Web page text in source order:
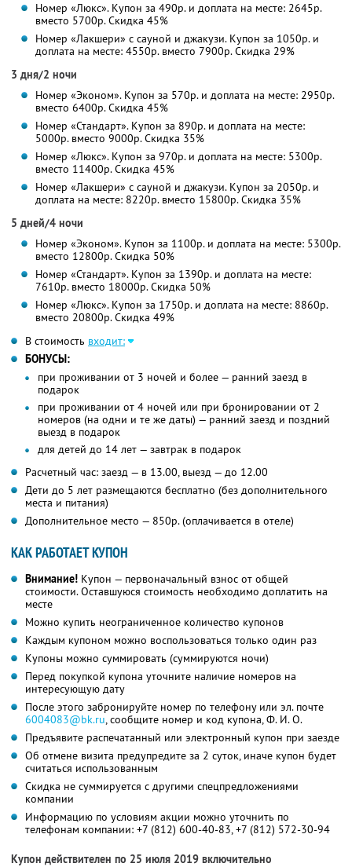
Номер «Люкс». Купон за 490р. и доплата на месте: 2645р.
вместо 5700р.Скидка 45%
Номер «Лакшери» с сауной и джакузи. Купон за 1050р. и
доплата на месте: 4550р. вместо 7900р. Скидка 29%
3 дня/2 ночи
Номер «Эконом». Купон за 570р. и доплата на месте: 2950р.
вместо 6400р. Скидка 45%
Номер «Стандарт». Купон за 890р. и доплата на месте:
5000р. вместо 9000р. Скидка 35%
Номер «Люкс». Купон за 970р. и доплата на месте: 5300р.
вместо 11400р.Скидка 45%
Номер «Лакшери» с сауной и джакузи. Купон за 2050р. и
доплата на месте: 8220р. вместо 15800р. Скидка 35%
5 дней/4 ночи
Номер «Эконом». Купон за 1100р. и доплата на месте: 5300р.
вместо 12800р. Скидка 50%
Номер «Стандарт». Купон за 1390р. и доплата на месте:
7610р. вместо 18000р. Скидка 50%
Номер «Люкс». Купон за 1750р. и доплата на месте: 8860р.
вместо 20800р. Скидка 49%
В стоимость входит:
БОНУСЫ:
при проживании от 3 ночей и более — ранний заезд в
подарок
при проживании от 4 ночей или при бронировании от 2
номеров (на одни и те же даты) — ранний заезд и поздний
выезд в подарок
для детей до 14 лет — завтрак в подарок
Расчетный час: заезд — в 13.00, выезд — до 12.00
Дети до 5 лет размещаются бесплатно (без дополнительного
места и питания)
Дополнительное место — 850р. (оплачивается в отеле)
КАК РАБОТАЕТ КУПОН
Внимание! Купон — первоначальный взнос от общей
стоимости. Оставшуюся стоимость необходимо доплатить на
месте
Можно купить неограниченное количество купонов
Каждым купоном можно воспользоваться только один раз
Купоны можно суммировать (суммируются ночи)
Перед покупкой купона уточните наличие номеров на
интересующую дату
После этого забронируйте номер по телефону или эл. почте
6004083@bk.ru, сообщите номер и код купона,Ф. И. О.
Предъявите распечатанный или электронный купон при заезде
Об отмене визита предупредите за 2 суток, иначе купон будет
считаться использованным
Скидка не суммируется с другими спецпредложениями
компании
Информацию по условиям акции можно уточнить по
телефонам компании: +7 (812) 600-40-83,+7 (812) 572-30-94
Купон действителен по 25 июля 2019 включительно